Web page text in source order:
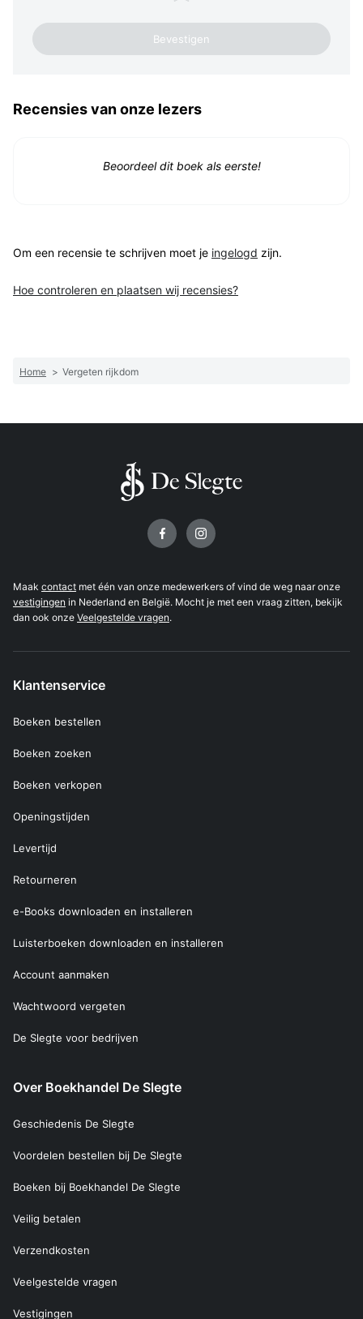
Recensies van onze lezers
Beoordeel dit boek als eerste!
Om een recensie te schrijven moet je ingelogd zijn.
Hoe controleren en plaatsen wij recensies?
Home > Vergeten rijkdom
Maak contact met één van onze medewerkers of vind de weg naar onze
vestigingen in Nederland en België. Mocht je met een vraag zitten, bekijk
dan ook onze Veelgestelde vragen.
Klantenservice
Boeken bestellen
Boeken zoeken
Boeken verkopen
Openingstijden
Levertijd
Retourneren
e-Books downloaden en installeren
Luisterboeken downloaden en installeren
Account aanmaken
Wachtwoord vergeten
De Slegte voor bedrijven
Over Boekhandel De Slegte
Geschiedenis De Slegte
Voordelen bestellen bij De Slegte
Boeken bij Boekhandel De Slegte
Veilig betalen
Verzendkosten
Veelgestelde vragen
Vestigingen